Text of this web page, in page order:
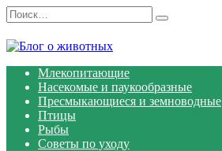
Перейти
к
содержанию
Search
for:
Млекопитающие
Насекомые и паукообразные
Пресмыкающиеся и земноводные
Птицы
Рыбы
Советы по уходу